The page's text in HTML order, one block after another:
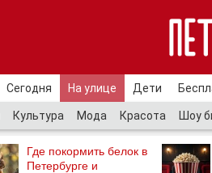
Сегодня На улице Дети
Культура Мода Красота Шоу
Где покормить белок в
Петербурге и